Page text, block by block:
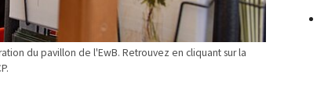
du pavillon de l'EwB. Retrouvez en cliquant sur la